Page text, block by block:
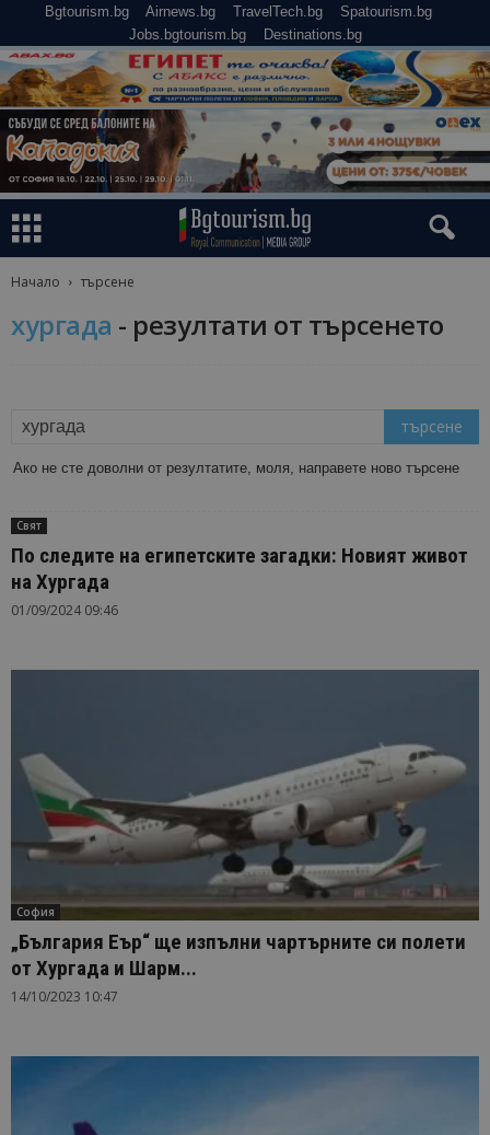
Bgtourism.bg Airnews.bg TravelTech.bg
Spatourism.bg
Jobs.bgtourism.bg
Destinations.bg
Начало търсене
хургада - резултати от търсенето
Ако не сте доволни от резултатите, моля, направете ново търсене
Свят
По следите на египетските загадки: Новият живот
на Хургада
01/09/2024 09:46
София
„България Еър“ ще изпълни чартърните си полети
от Хургада и Шарм...
14/10/2023 10:47